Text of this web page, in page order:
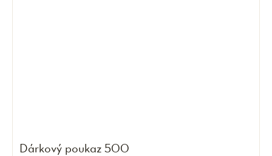
Dárkový poukaz 500